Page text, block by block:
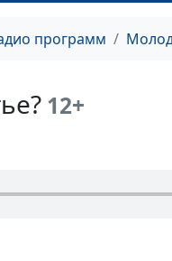
программ
12+